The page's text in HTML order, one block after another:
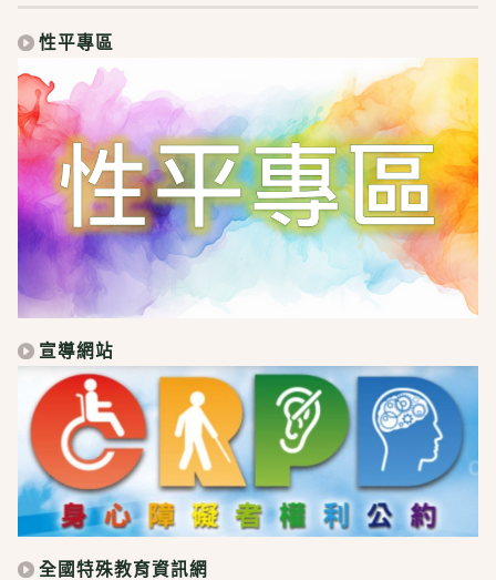
性平專區
宣導網站
全國特殊教育資訊網